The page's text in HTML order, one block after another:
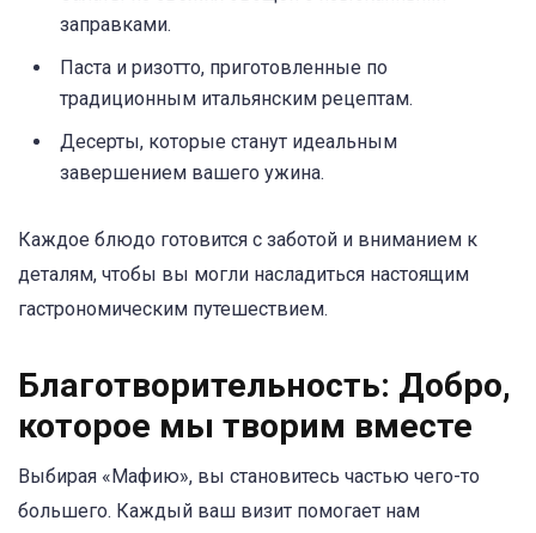
заправками.
Паста и ризотто, приготовленные по
традиционным итальянским рецептам.
Десерты, которые станут идеальным
завершением вашего ужина.
Каждое блюдо готовится с заботой и вниманием к
деталям, чтобы вы могли насладиться настоящим
гастрономическим путешествием.
Благотворительность: Добро,
которое мы творим вместе
Выбирая «Мафию», вы становитесь частью чего-то
большего. Каждый ваш визит помогает нам